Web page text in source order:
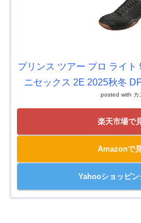
プリンス ツアー プロ ライ
ニセックス 2E 2025秋冬
posted with カ
楽天市場で
Amazonで
Yahooショッピン